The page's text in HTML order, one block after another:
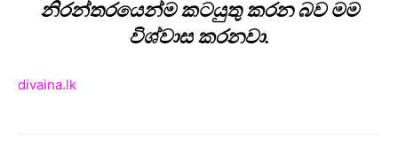
නිරන්තරයෙන්ම කටයුතු කරන බව මම
විශ්වාස කරනවා.
divaina.lk